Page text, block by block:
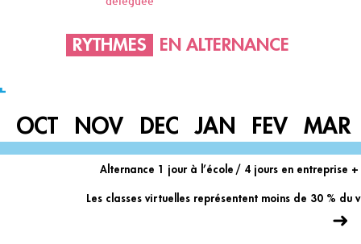
RYTHMES EN ALTERNANCE
OCT NOV DEC JAN FEV MAR
Alternance 1 jour à l’école / 4 jours en entreprise
Les classes virtuelles représentent moins de 30 % du
➜